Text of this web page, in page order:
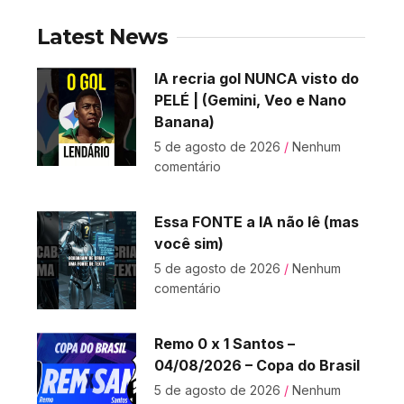
Latest News
IA recria gol NUNCA visto do
PELÉ | (Gemini, Veo e Nano
Banana)
5 de agosto de 2026 Nenhum
comentário
Essa FONTE a IA não lê (mas
você sim)
5 de agosto de 2026 Nenhum
comentário
Remo 0 x 1 Santos –
04/08/2026 – Copa do Brasil
5 de agosto de 2026 Nenhum